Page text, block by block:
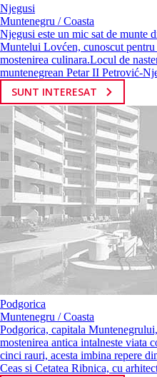
Njegusi
Muntenegru / Coasta
Njegusi este un mic sat de munte
Muntelui Lovćen, cunoscut
mostenirea culinara.Locul de
muntenegrean Petar II Petrović-
SUNT INTERESAT
Podgorica
Muntenegru / Coasta
Podgorica, capitala
mostenirea antica intalneste viata
cinci rauri, acesta imbina repere
Ceas si Cetatea Ribnica, cu